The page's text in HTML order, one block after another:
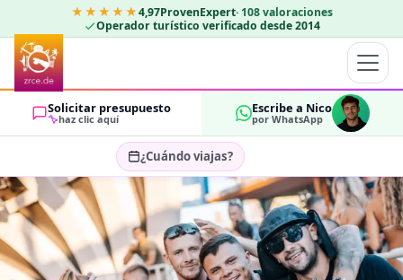
★★★★★4,97ProvenExpert· 108 valoraciones
Operador turístico verificado desde 2014
Solicitar presupuesto
haz clic aquí
Escribe a Nico
por WhatsApp
¿Cuándo viajas?
Seleccionar fechas…
HUÉSPEDES
2 OK